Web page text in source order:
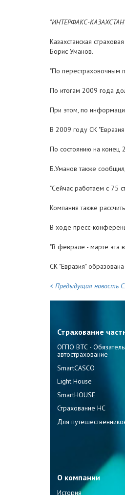
"ИНТЕРФАКС-
Казахстанская
Борис Уманов.
"По перестраховочным
По итогам 2009 года
При этом, по
В 2009 году СК
По состоянию на конец
Б.Уманов также
"Сейчас работаем с 75
Компания также
В ходе пресс-
"В феврале - марте эта
СК "Евразия"
< Предыдущая новость
Страхование
ОГПО ВТС -
автострахование
SmartCASCO
Light House
SmartHOUSE
Страхование НС
Для
О компании
История